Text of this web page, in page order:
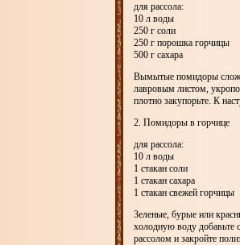
для рассола:
10 л воды
250 г соли
250 г порошка горчицы
500 г сахара
Вымытые помидоры
лавровым листом,
плотно закупорьте. К
2. Помидоры в горчице
для рассола:
10 л воды
1 стакан соли
1 стакан сахара
1 стакан свежей горчицы
Зеленые, бурые или
холодную воду добавьте
рассолом и закройте